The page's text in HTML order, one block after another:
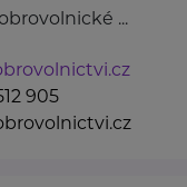
...
905